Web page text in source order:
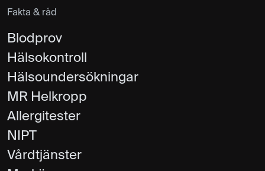
Fakta & råd
Blodprov
Hälsokontroll
Hälsoundersökningar
MR Helkropp
Allergitester
NIPT
Vårdtjänster